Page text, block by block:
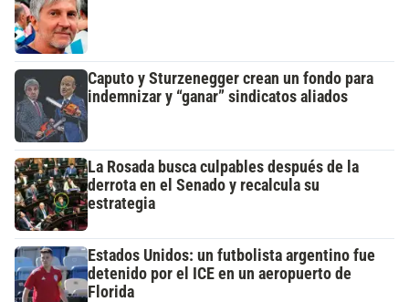
Caputo y Sturzenegger crean un fondo para
indemnizar y “ganar” sindicatos aliados
La Rosada busca culpables después de la
derrota en el Senado y recalcula su
estrategia
Estados Unidos: un futbolista argentino fue
detenido por el ICE en un aeropuerto de
Florida